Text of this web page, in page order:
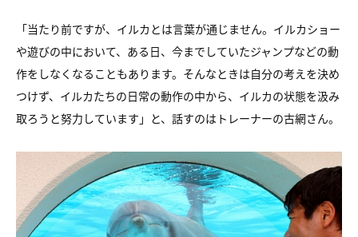
「当たり前ですが、イルカとは言葉が通じません。 イルカショー
や遊びの中において、ある日、 今までしていたジャンプなどの動
作をしなくなることもあります。 そんなときは自分の考えを決め
つけず、 イルカたちの日常の動作の中から、 イルカの状態を汲み
取ろうと努力しています」と、 話すのはトレーナーの古網さん。